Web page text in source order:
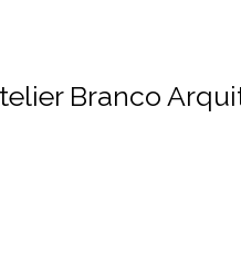
Branco